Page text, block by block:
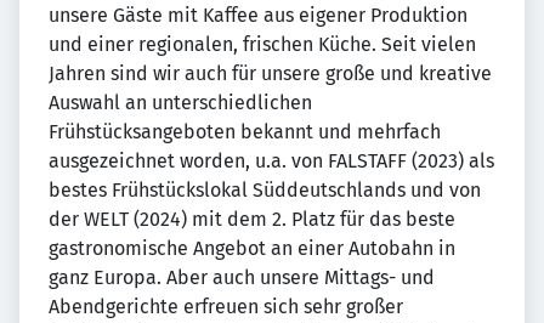
unsere Gäste mit Kaffee aus eigener Produktion
und einer regionalen, frischen Küche. Seit vielen
Jahren sind wir auch für unsere große und kreative
Auswahl an unterschiedlichen
Frühstücksangeboten bekannt und mehrfach
ausgezeichnet worden, u.a. von FALSTAFF (2023) als
bestes Frühstückslokal Süddeutschlands und von
der WELT (2024) mit dem 2. Platz für das beste
gastronomische Angebot an einer Autobahn in
ganz Europa. Aber auch unsere Mittags- und
Abendgerichte erfreuen sich sehr großer